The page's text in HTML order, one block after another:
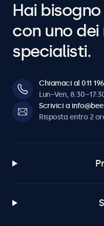
Hai
con uno dei
specialisti.
Chiamaci al 011
Lun–Ven,
Scrivici a
Risposta entro 2